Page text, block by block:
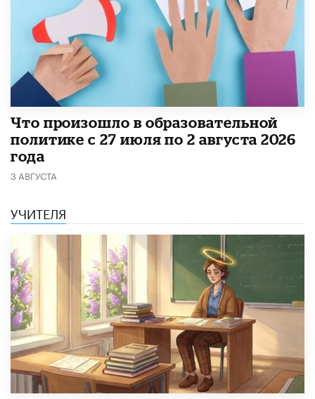
​Что произошло в образовательной
политике с 27 июля по 2 августа 2026
года
3 АВГУСТА
УЧИТЕЛЯ